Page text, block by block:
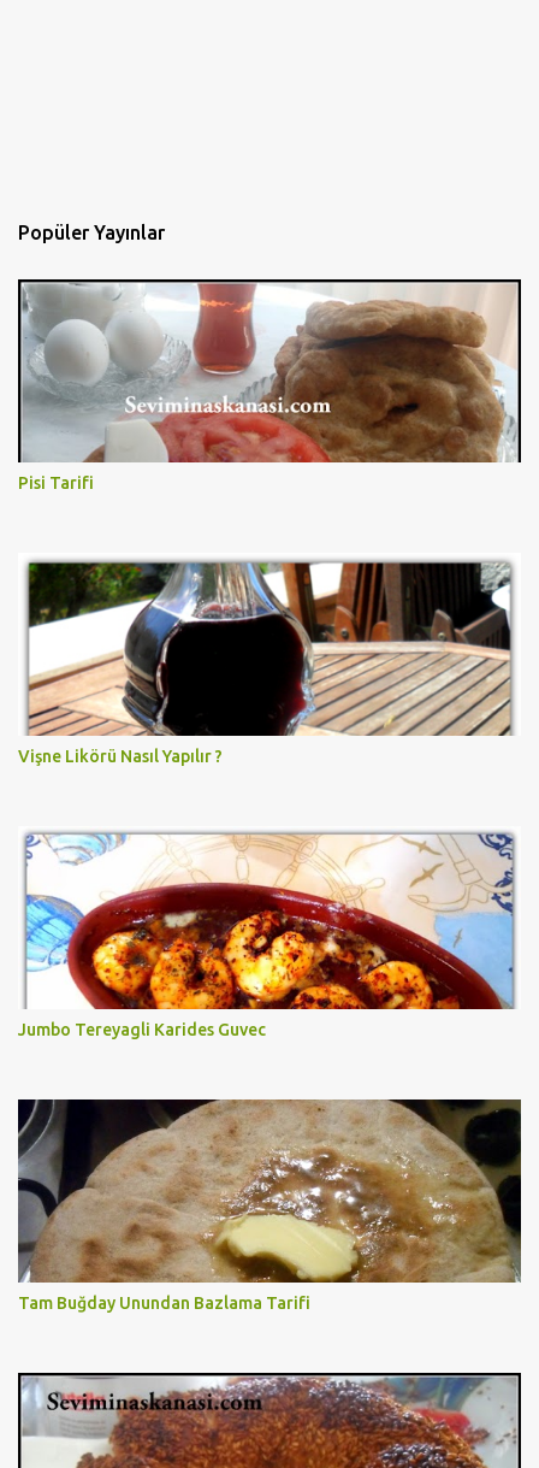
Popüler Yayınlar
Pisi Tarifi
Vişne Likörü Nasıl Yapılır ?
Jumbo Tereyagli Karides Guvec
Tam Buğday Unundan Bazlama Tarifi